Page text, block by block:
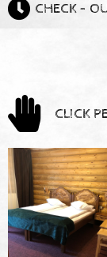
CHECK –
CLICK